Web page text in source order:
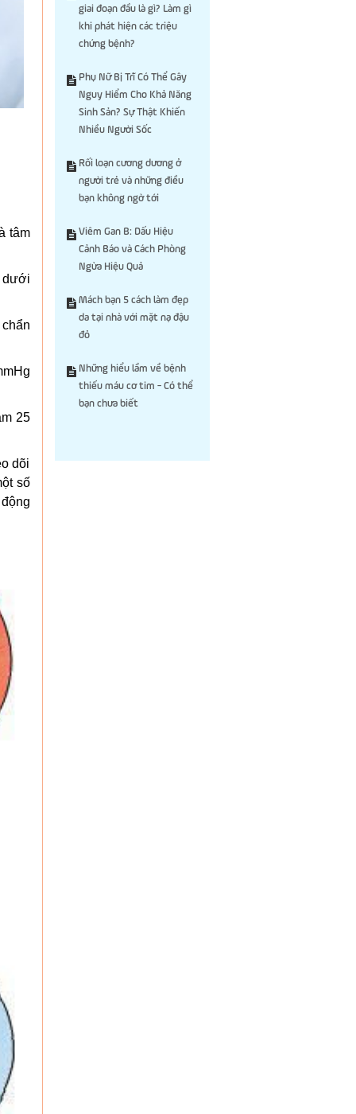
tâm
dưới
25
dõi
số
giai đoạn đầu là gì? Làm gì
khi phát hiện các triệu
chứng bệnh?
Phụ Nữ Bị Trĩ Có Thể Gây
Nguy Hiểm Cho Khả Năng
Sinh Sản? Sự Thật Khiến
Nhiều Người Sốc
Rối loạn cương dương ở
người trẻ và những điều
bạn không ngờ tới
Viêm Gan B: Dấu Hiệu
Cảnh Báo và Cách Phòng
Ngừa Hiệu Quả
Mách bạn 5 cách làm đẹp
da tại nhà với mặt nạ đậu
đỏ
Những hiểu lầm về bệnh
thiếu máu cơ tim - Có thể
bạn chưa biết